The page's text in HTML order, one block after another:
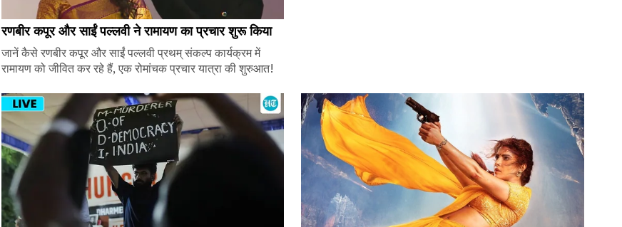
रणबीर कपूर और साईं पल्लवी ने रामायण का प्रचार शुरू किया
जानें कैसे रणबीर कपूर और साईं पल्लवी प्रथम् संकल्प कार्यक्रम में
रामायण को जीवित कर रहे हैं, एक रोमांचक प्रचार यात्रा की शुरुआत!